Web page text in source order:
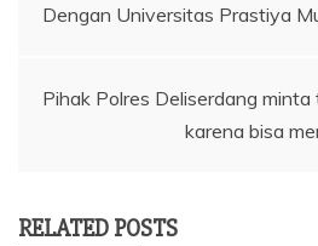
pos
Dengan Universitas Prastiya
Pihak Polres Deliserdang minta
karena bisa
RELATED POSTS